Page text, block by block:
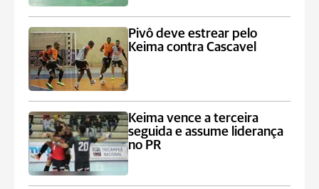
Pivô deve estrear pelo
Keima contra Cascavel
Keima vence a terceira
seguida e assume liderança
no PR